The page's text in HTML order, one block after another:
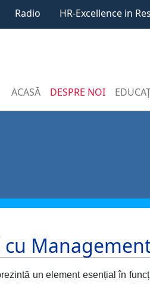
Radio HR-Excellence in
ACASĂ DESPRE NOI
un element esențial în